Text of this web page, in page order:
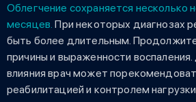
Облегчение сохраняется несколько
месяцев. При некоторых диагнозах
быть более длительным.
причины и выраженности
влияния врач может
реабилитацией и контролем